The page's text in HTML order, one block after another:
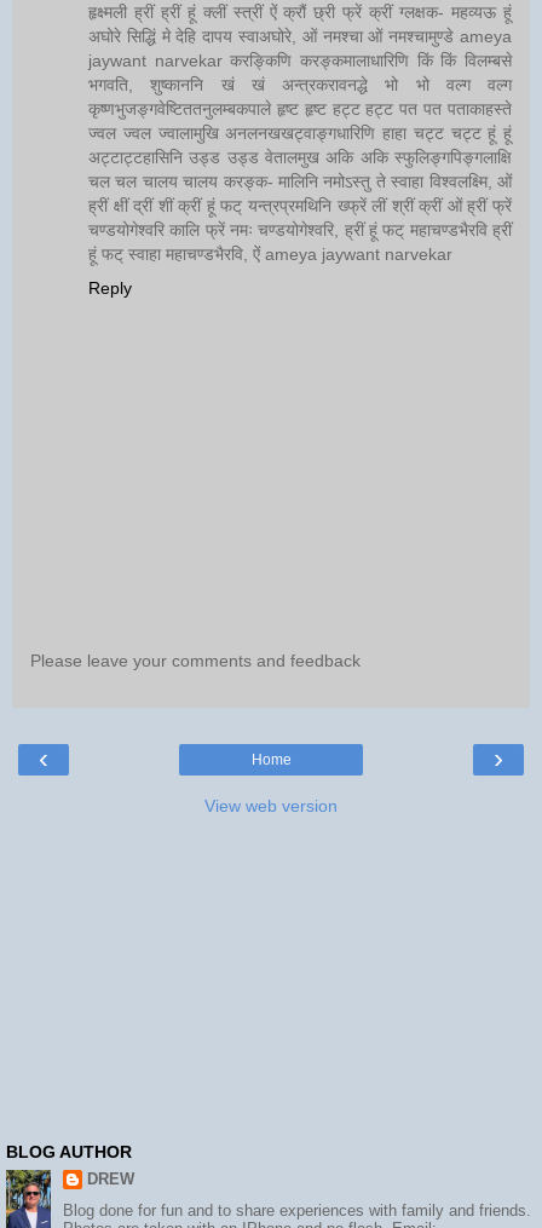
हृक्ष्मली ह्रीं ह्रीं हूं क्लीं स्त्रीं ऐं क्रौं छ्री फ्रें क्रीं ग्लक्षक- महव्यऊ हूं
अघोरे सिद्धिं मे देहि दापय स्वाअघोरे, ओं नमश्चा ओं नमश्चामुण्डे ameya
jaywant narvekar करङ्किणि करङ्कमालाधारिणि किं किं विलम्बसे
भगवति, शुष्काननि खं खं अन्त्रकरावनद्धे भो भो वल्ग वल्ग
कृष्णभुजङ्गवेष्टिततनुलम्बकपाले हृष्ट हृष्ट हट्ट हट्ट पत पत पताकाहस्ते
ज्वल ज्वल ज्वालामुखि अनलनखखट्वाङ्गधारिणि हाहा चट्ट चट्ट हूं हूं
अट्टाट्टहासिनि उड्ड उड्ड वेतालमुख अकि अकि स्फुलिङ्गपिङ्गलाक्षि
चल चल चालय चालय करङ्क- मालिनि नमोऽस्तु ते स्वाहा विश्वलक्ष्मि, ओं
ह्रीं क्षीं द्रीं शीं क्रीं हूं फट् यन्त्रप्रमथिनि ख्फ्रें लीं श्रीं क्रीं ओं ह्रीं फ्रें
चण्डयोगेश्वरि कालि फ्रें नमः चण्डयोगेश्वरि, ह्रीं हूं फट् महाचण्डभैरवि ह्रीं
हूं फट् स्वाहा महाचण्डभैरवि, ऐं ameya jaywant narvekar
Reply
Please leave your comments and feedback
‹ ›
Home
View web version
BLOG AUTHOR
DREW
Blog done for fun and to share experiences with family and friends.